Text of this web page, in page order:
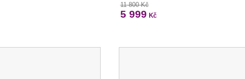
11 800 Kč
5 999 Kč